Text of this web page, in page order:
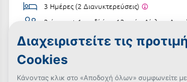
3 Ημέρες (2 Διανυκτερεύσεις)
2 άτομα + 1 παιδί έως 12 ετών
Δίκλινο
Ημιδιατροφή
έως 31/08/2026
ΕΠΙΠΛΕΟΝ Κέρδος έως 10% σε yellows!